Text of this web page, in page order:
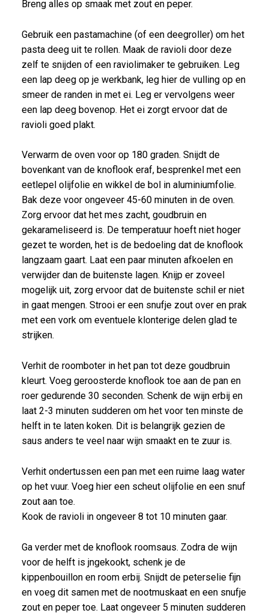
Breng alles op smaak met zout en peper.
Gebruik een pastamachine (of een deegroller) om het
pasta deeg uit te rollen. Maak de ravioli door deze
zelf te snijden of een raviolimaker te gebruiken. Leg
een lap deeg op je werkbank, leg hier de vulling op en
smeer de randen in met ei. Leg er vervolgens weer
een lap deeg bovenop. Het ei zorgt ervoor dat de
ravioli goed plakt.
Verwarm de oven voor op 180 graden. Snijdt de
bovenkant van de knoflook eraf, besprenkel met een
eetlepel olijfolie en wikkel de bol in aluminiumfolie.
Bak deze voor ongeveer 45-60 minuten in de oven.
Zorg ervoor dat het mes zacht, goudbruin en
gekarameliseerd is. De temperatuur hoeft niet hoger
gezet te worden, het is de bedoeling dat de knoflook
langzaam gaart. Laat een paar minuten afkoelen en
verwijder dan de buitenste lagen. Knijp er zoveel
mogelijk uit, zorg ervoor dat de buitenste schil er niet
in gaat mengen. Strooi er een snufje zout over en prak
met een vork om eventuele klonterige delen glad te
strijken.
Verhit de roomboter in het pan tot deze goudbruin
kleurt. Voeg geroosterde knoflook toe aan de pan en
roer gedurende 30 seconden. Schenk de wijn erbij en
laat 2-3 minuten sudderen om het voor ten minste de
helft in te laten koken. Dit is belangrijk gezien de
saus anders te veel naar wijn smaakt en te zuur is.
Verhit ondertussen een pan met een ruime laag water
op het vuur. Voeg hier een scheut olijfolie en een snuf
zout aan toe.
Kook de ravioli in ongeveer 8 tot 10 minuten gaar.
Ga verder met de knoflook roomsaus. Zodra de wijn
voor de helft is jngekookt, schenk je de
kippenbouillon en room erbij. Snijdt de peterselie fijn
en voeg dit samen met de nootmuskaat en een snufje
zout en peper toe. Laat ongeveer 5 minuten sudderen